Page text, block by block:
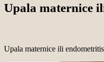
Upala maternice
Upala maternice ili